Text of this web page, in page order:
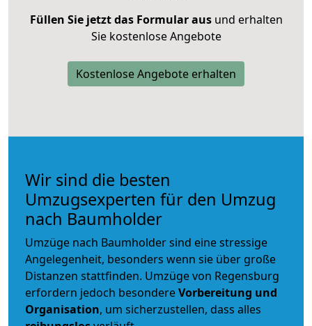
Füllen Sie jetzt das Formular ausund erhalten
Sie kostenlose Angebote
Kostenlose Angebote erhalten
Wir sind die besten
Umzugsexperten für den Umzug
nach Baumholder
Umzüge nach Baumholder sind eine stressige
Angelegenheit, besonders wenn sie über große
Distanzen stattfinden. Umzüge von Regensburg
erfordern jedoch besondereVorbereitung und
Organisation, um sicherzustellen, dass alles